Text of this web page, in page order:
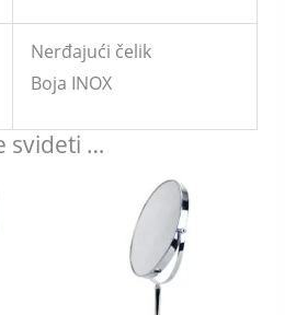
Nerđajući čelik
Boja INOX
svideti …
RSD.